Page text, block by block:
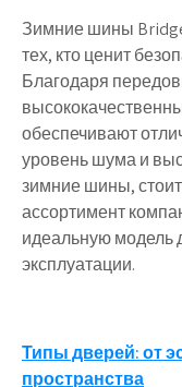
Зимние шины
тех, кто ценит
Благодаря
обеспечивают
уровень шума и
зимние шины,
ассортимент
идеальную модель
эксплуатации.
Типы дверей: от
пространства